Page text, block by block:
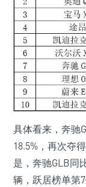
具体看来，奔驰
18.5%，再次夺
是，奔驰GLB同
辆，跃居榜单第7